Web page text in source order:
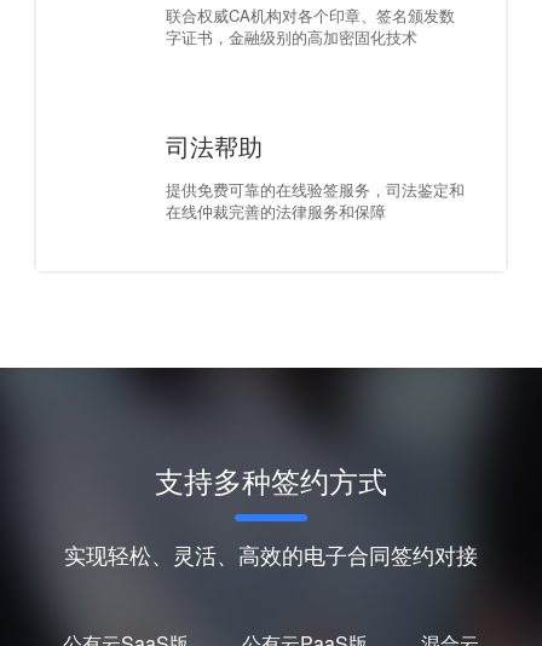
联合权威CA机构对各个印章、签名颁发数
字证书，金融级别的高加密固化技术
司法帮助
提供免费可靠的在线验签服务，司法鉴定和
在线仲裁完善的法律服务和保障
支持多种签约方式
实现轻松、灵活、高效的电子合同签约对接